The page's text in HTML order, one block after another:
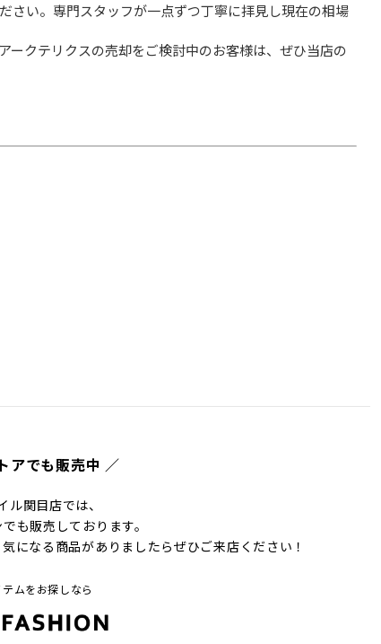
い。専門スタッフが一点ずつ丁寧に拝見し現在の相場
クテリクスの売却をご検討中のお客様は、ぜひ当店の
アでも販売中 ／
ル関目店では、
も販売しております。
になる商品がありましたらぜひご来店ください！
ムをお探しなら